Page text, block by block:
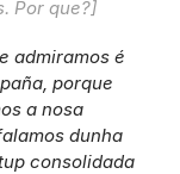
Por que?]
admiramos é
porque
a nosa
dunha
consolidada